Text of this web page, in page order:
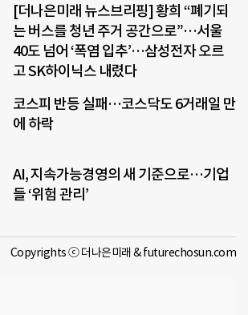
[더나은미래 뉴스브리핑] 황희 “폐기되
는 버스를 청년 주거 공간으로”…서울
40도 넘어 ‘폭염 입추’…삼성전자 오르
고 SK하이닉스 내렸다
코스피 반등 실패…코스닥도 6거래일 만
에 하락
AI, 지속가능경영의 새 기준으로…기업
들 ‘위험 관리’
Copyrights ⓒ 더나은미래 & futurechosun.com